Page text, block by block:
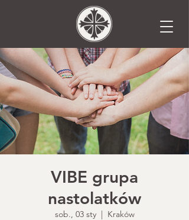
VIBE grupa
nastolatków
sob., 03 sty
  |
Kraków